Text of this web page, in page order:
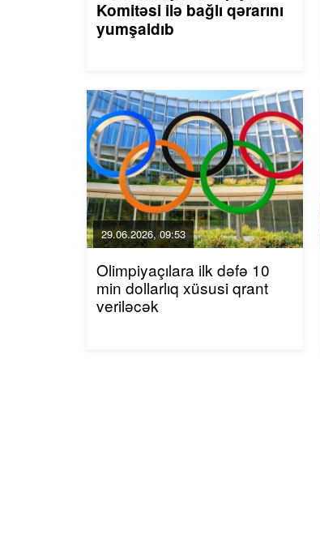
Komitəsi ilə bağlı qərarını
yumşaldıb
29.06.2026, 09:53
Olimpiyaçılara ilk dəfə 10
min dollarlıq xüsusi qrant
veriləcək